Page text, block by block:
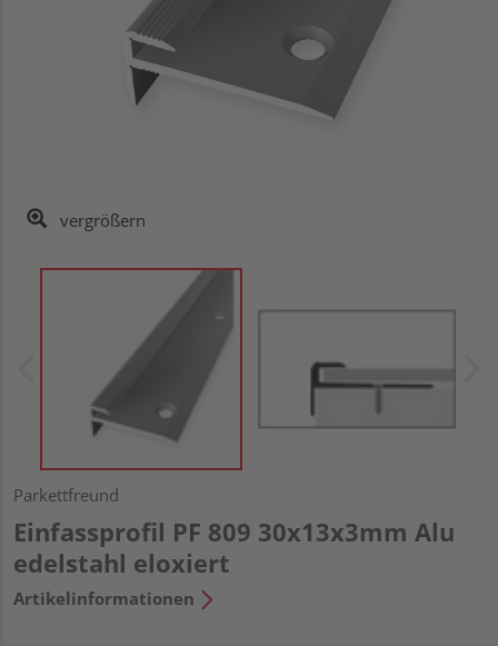
vergrößern
Parkettfreund
Einfassprofil PF 809 30x13x3mm Alu
edelstahl eloxiert
Artikelinformationen